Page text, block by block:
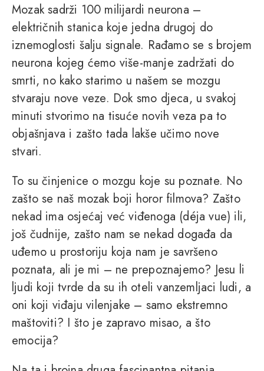
Mozak sadrži 100 milijardi neurona –
električnih stanica koje jedna drugoj do
iznemoglosti šalju signale. Rađamo se s brojem
neurona kojeg ćemo više-manje zadržati do
smrti, no kako starimo u našem se mozgu
stvaraju nove veze. Dok smo djeca, u svakoj
minuti stvorimo na tisuće novih veza pa to
objašnjava i zašto tada lakše učimo nove
stvari.
To su činjenice o mozgu koje su poznate. No
zašto se naš mozak boji horor filmova? Zašto
nekad ima osjećaj već viđenoga (déja vue) ili,
još čudnije, zašto nam se nekad događa da
uđemo u prostoriju koja nam je savršeno
poznata, ali je mi – ne prepoznajemo? Jesu li
ljudi koji tvrde da su ih oteli vanzemljaci ludi, a
oni koji viđaju vilenjake – samo ekstremno
maštoviti? I što je zapravo misao, a što
emocija?